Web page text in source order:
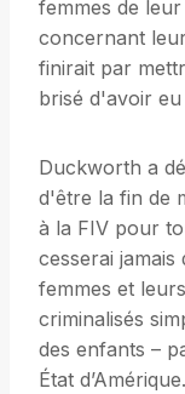
femmes de
concernant
finirait par
brisé d'avoir
Duckworth a
d'être la fin de
à la FIV pour
cesserai
femmes et
criminalisés
des enfants –
État d’Amérique.